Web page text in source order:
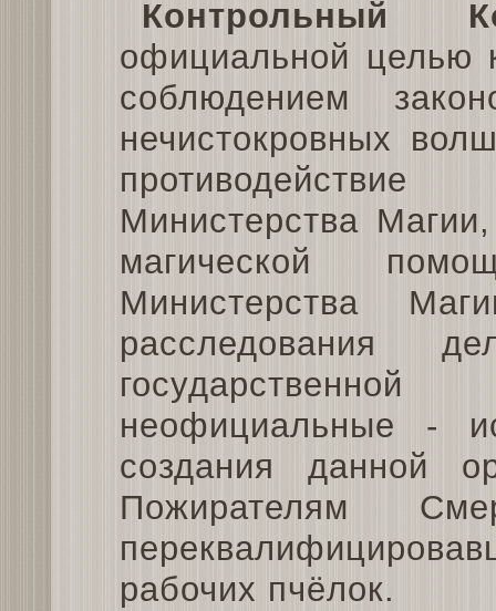
Контрольный
официальной целью
соблюдением
нечистокровных
Министерства
магической
Министерства
расследования
неофициальные -
создания данной
Пожирателям
рабочих пчёлок.